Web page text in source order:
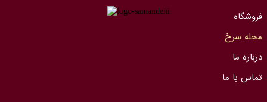
فروشگاه
مجله سرخ
درباره ما
تماس با ما